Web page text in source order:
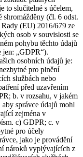
to slučitelné s účelem,
(čl. 6 odst.
(EU) 2016/679 ze
osob v souvislosti se
pohybu těchto údajů
jen: „GDPR“).
osobních údajů je:
pro plnění
službách nebo
před uzavřením
b. v rozsahu, v jakém
správce údajů mohl
zejména v
c) GDPR; c. v
pro účely
jako je provádění
nároků vyplývajících z